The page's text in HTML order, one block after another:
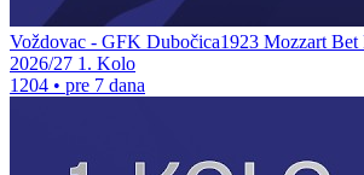
Voždovac - GFK Dubočica1923 Mozzart Bet
2026/27 1. Kolo
1204 • pre 7 dana